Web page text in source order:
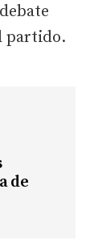
partido.
de